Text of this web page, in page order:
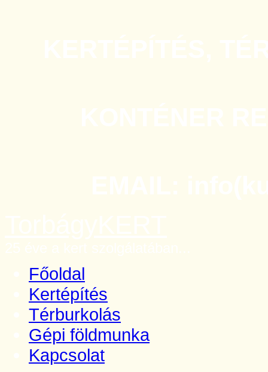
Főoldal
Kertépítés
Térburkolás
Gépi földmunka
Kapcsolat